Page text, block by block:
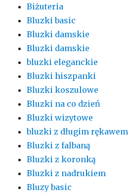
Biżuteria
Bluzki basic
Bluzki damskie
Bluzki damskie
bluzki eleganckie
Bluzki hiszpanki
Bluzki koszulowe
Bluzki na co dzień
Bluzki wizytowe
bluzki z długim rękawem
Bluzki z falbaną
Bluzki z koronką
Bluzki z nadrukiem
Bluzy basic